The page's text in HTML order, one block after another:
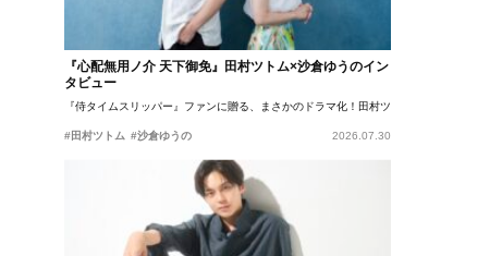
『心配無用ノ介 天下御免』田村ツトム×沙倉ゆうのイン
タビュー
『侍タイムスリッパー』ファンに贈る、まさかのドラマ化！田村ツトム×沙倉ゆうのが語
#田村ツトム #沙倉ゆうの 2026.07.30